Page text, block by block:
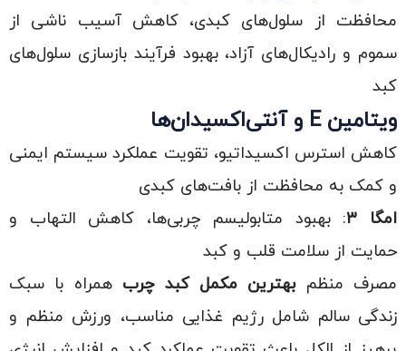
محافظت از سلول‌های کبدی، کاهش آسیب ناشی از
سموم و رادیکال‌های آزاد، بهبود فرآیند بازسازی سلول‌های
کبد
ویتامین E و آنتی‌اکسیدان‌ها
کاهش استرس اکسیداتیو، تقویت عملکرد سیستم ایمنی
و کمک به محافظت از بافت‌های کبدی
امگا ۳: بهبود متابولیسم چربی‌ها، کاهش التهاب و
حمایت از سلامت قلب و کبد
مصرف منظمبهترین مکمل کبد چرب همراه با سبک
زندگی سالم شامل رژیم غذایی مناسب، ورزش منظم و